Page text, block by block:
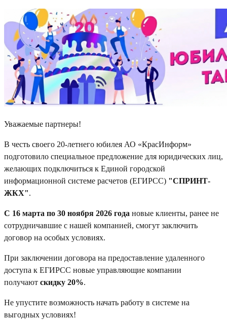
Уважаемые партнеры!
В честь своего 20-летнего юбилея АО «КрасИнформ»
подготовило специальное предложение для юридических лиц,
желающих подключиться к Единой городской
информационной системе расчетов (ЕГИРСС) "СПРИНТ-
ЖКХ".
С 16 марта по 30 ноября 2026 года новые клиенты, ранее не
сотрудничавшие с нашей компанией, смогут заключить
договор на особых условиях.
При заключении договора на предоставление удаленного
доступа к ЕГИРСС новые управляющие компании
получают скидку 20%.
Не упустите возможность начать работу в системе на
выгодных условиях!